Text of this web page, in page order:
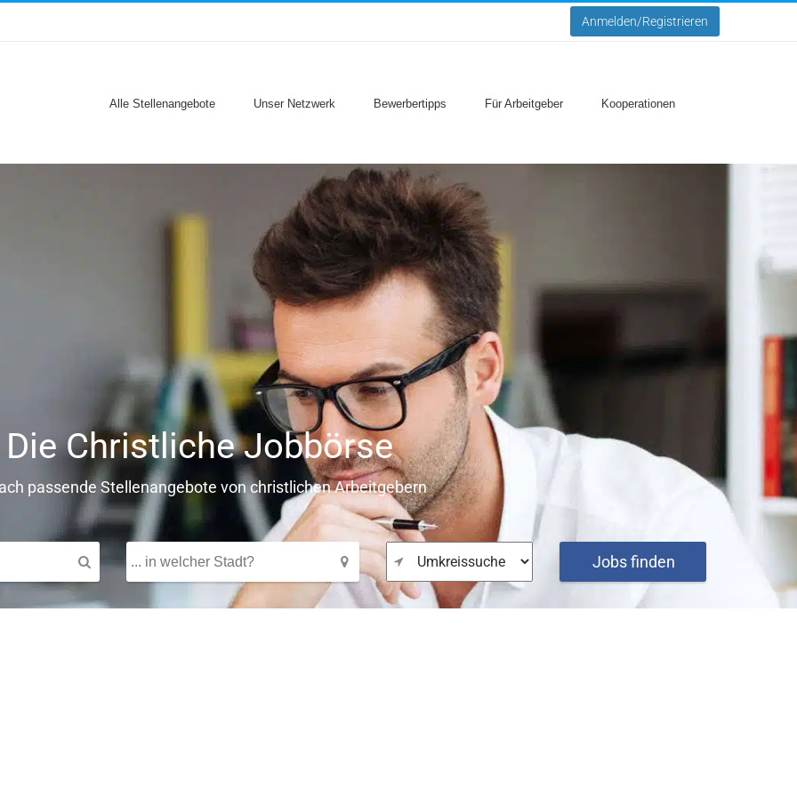
Anmelden/Registrieren
Alle Stellenangebote Unser Netzwerk Bewerbertipps Für Arbeitgeber Kooperationen
Die Christliche Jobbörse
passende Stellenangebote von christlichen Arbeitgebern
Jobs finden